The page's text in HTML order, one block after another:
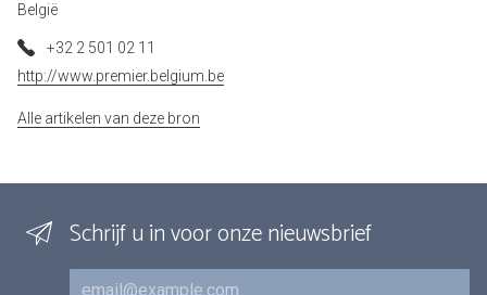
België
+32 2 501 02 11
http://www.premier.belgium.be
Alle artikelen van deze bron
Schrijf u in voor onze nieuwsbrief
E-mail